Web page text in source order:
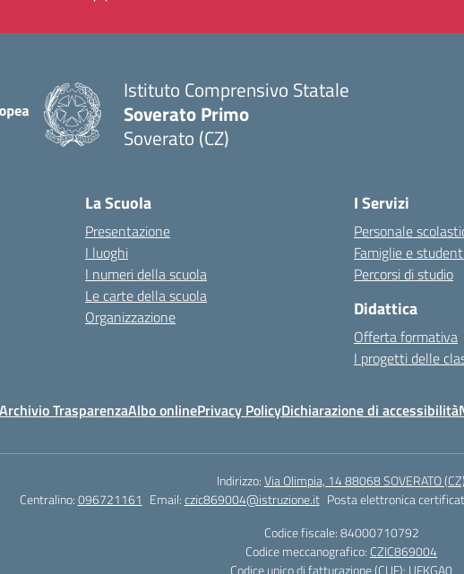
Istituto Comprensivo Statale
Soverato Primo
Soverato (CZ)
La Scuola
Presentazione
I luoghi
I numeri della scuola
Le carte della scuola
Organizzazione
I Servizi
Personale
Famiglie e studenti
Percorsi di studio
Didattica
Offerta formativa
I progetti delle
Archivio TrasparenzaAlbo onlinePrivacy PolicyDichiarazione di accessibilità
Indirizzo:Via Olimpia, 14 88068 SOVERATO (CZ)
Centralino:096721161 Email:czic869004@istruzione.it Posta elettronica
Codice fiscale: 84000710792
Codice meccanografico: CZIC869004
Codice unico di fatturazione (CUF): UFKGA0